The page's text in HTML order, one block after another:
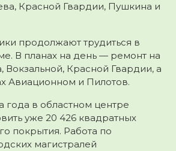
Красной Гвардии, Пушкина и
продолжают трудиться в
В планах на день — ремонт на
Вокзальной, Красной Гвардии, а
Авиационном и Пилотов.
года в областном центре
уже 20 426 квадратных
покрытия. Работа по
магистралей